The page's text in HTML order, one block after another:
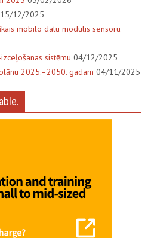
15/12/2025
mobilo datu modulis sensoru
sistēmu 04/12/2025
2025.–2050. gadam 04/11/2025